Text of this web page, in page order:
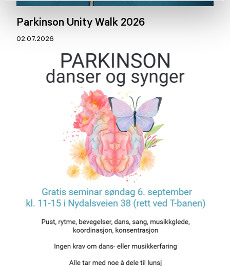
Parkinson Unity Walk 2026
02.07.2026